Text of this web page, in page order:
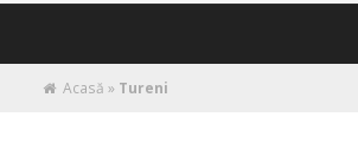
Acasă » Tureni